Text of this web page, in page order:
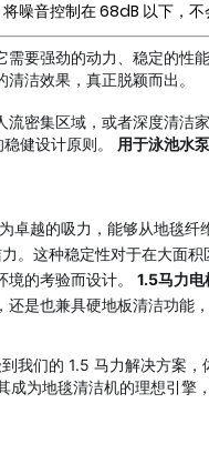
噪音控制在 68dB 以下，不
要强劲的动力、稳定的性
洁效果，真正脱颖而出。
密集区域，或者深度清洁
健设计原则。 用于泳池水
卓越的吸力，能够从地毯
。这种稳定性对于在大面积
的考验而设计。 1.5马力电
是也兼具硬地板清洁功能
我们的 1.5 马力解决方案
成为地毯清洁机的理想引擎